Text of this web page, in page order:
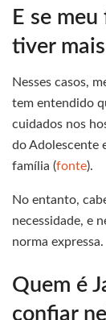
E se
tiver
Nesses casos,
tem entendido
cuidados nos
do Adolescente
família (fonte).
No entanto,
necessidade, e
norma expressa.
Quem é
confiar